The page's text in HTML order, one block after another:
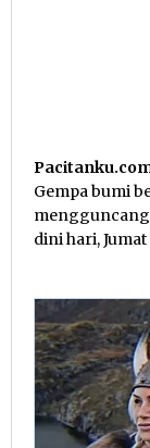
Gempa bumi
mengguncang
dini hari, Jumat